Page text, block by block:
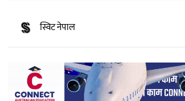
साहित्य
प्रदेश
स्विट नेपाल